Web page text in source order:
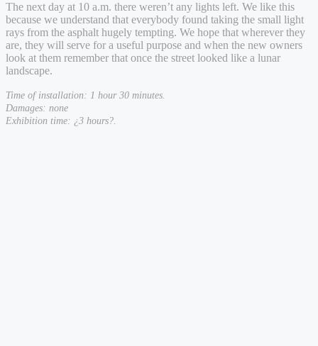
The next day at 10 a.m. there weren’t any lights left. We like this
because we understand that everybody found taking the small light
rays from the asphalt hugely tempting. We hope that wherever they
are, they will serve for a useful purpose and when the new owners
look at them remember that once the street looked like a lunar
landscape.
Time of installation: 1 hour 30 minutes.
Damages: none
Exhibition time: ¿3 hours?.